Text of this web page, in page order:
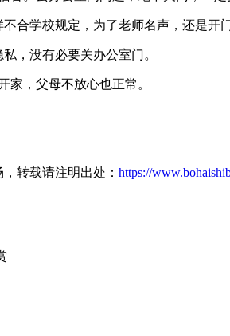
合学校规定，为了老师名声，还是开
，没有必要关办公室门。
家，父母不放心也正常。
转载请注明出处： https://